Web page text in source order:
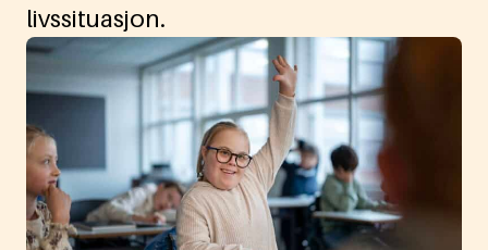
livssituasjon.